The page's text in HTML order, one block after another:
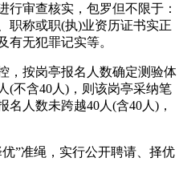
审查核实，包罗但不限于：
职称或职(执)业资历证书实正
有无犯罪记实等。
按岗亭报名人数确定测验体
(不含40人)，则该岗亭采纳笔
人数未跨越40人(含40人)，
准绳，实行公开聘请、择优